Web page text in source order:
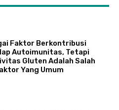
Faktor Berkontribusi
Autoimunitas, Tetapi
Gluten Adalah Salah
Yang Umum